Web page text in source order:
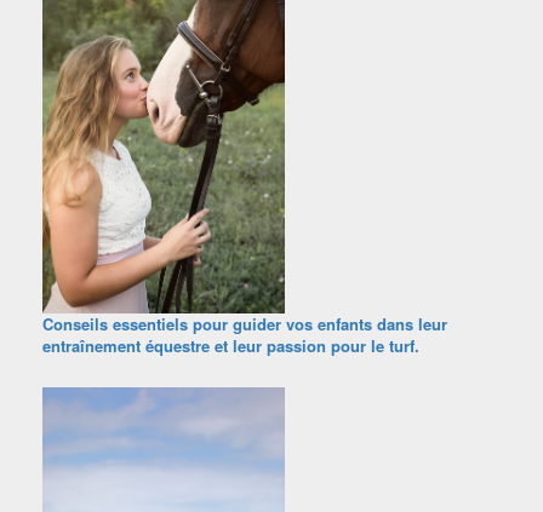
Conseils essentiels pour guider vos enfants dans leur
entraînement équestre et leur passion pour le turf.